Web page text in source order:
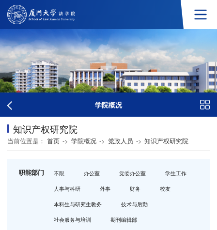
学院概况
知识产权研究院
当前位置是： 首页 -> 学院概况 -> 党政人员 -> 知识产权研究院
职能部门 不限 办公室 党委办公室
学生工作
人事与科研
外事 财务
校友
本科生与研究生教务
技术与后勤
社会服务与培训
期刊编辑部